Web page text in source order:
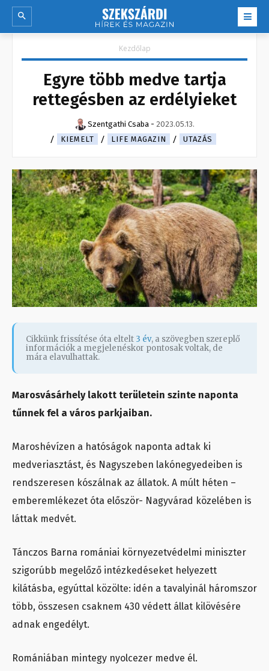
Kezdőlap
Egyre több medve tartja
rettegésben az erdélyieket
Szentgathi Csaba - 2023.05.13.
KIEMELT
LIFE MAGAZIN UTAZÁS
Cikkünk frissítése óta eltelt 3 év, a szövegben szereplő
információk a megjelenéskor pontosak voltak, de
mára elavulhattak.
Marosvásárhely lakott területein szinte naponta
tűnnek fel a város parkjaiban.
Maroshévízen a hatóságok naponta adtak ki
medveriasztást, és Nagyszeben lakónegyedeiben is
rendszeresen kószálnak az állatok. A múlt héten –
emberemlékezet óta először- Nagyvárad közelében is
láttak medvét.
Tánczos Barna romániai környezetvédelmi miniszter
szigorúbb megelőző intézkedéseket helyezett
kilátásba, egyúttal közölte: idén a tavalyinál háromszor
több, összesen csaknem 430 védett állat kilövésére
adnak engedélyt.
Romániában mintegy nyolcezer medve él.